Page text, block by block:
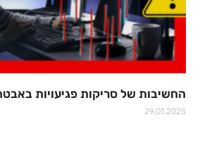
החשיבות של סריקות פגיעויות
29.01.2025